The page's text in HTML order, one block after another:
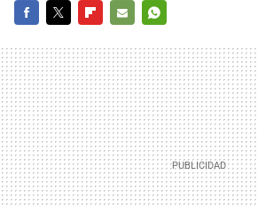
MAIL